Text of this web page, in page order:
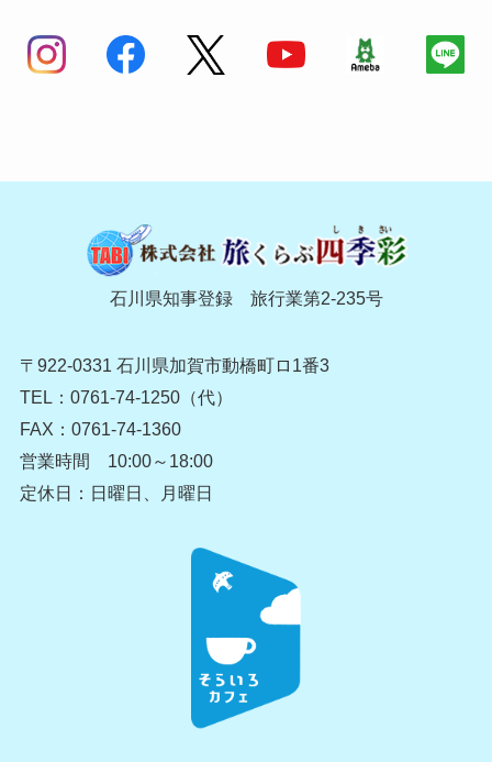
石川県知事登録 旅行業第2-235号
〒922-0331 石川県加賀市動橋町ロ1番3
TEL：0761-74-1250（代）
FAX：0761-74-1360
営業時間 10:00～18:00
定休日：日曜日、月曜日